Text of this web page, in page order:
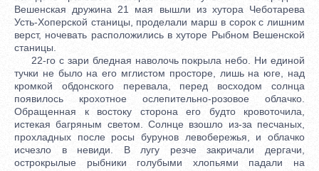
Вешенская дружина 21 мая вышли из хутора Чеботарева
Усть-Хоперской станицы, проделали марш в сорок с лишним
верст, ночевать расположились в хуторе Рыбном Вешенской
станицы.
22-го с зари бледная наволочь покрыла небо. Ни единой
тучки не было на его мглистом просторе, лишь на юге, над
кромкой обдонского перевала, перед восходом солнца
появилось крохотное ослепительно-розовое облачко.
Обращенная к востоку сторона его будто кровоточила,
истекая багряным светом. Солнце взошло из-за песчаных,
прохладных после росы бурунов левобережья, и облачко
исчезло в невиди. В лугу резче закричали дергачи,
острокрылые рыбники голубыми хлопьями падали на